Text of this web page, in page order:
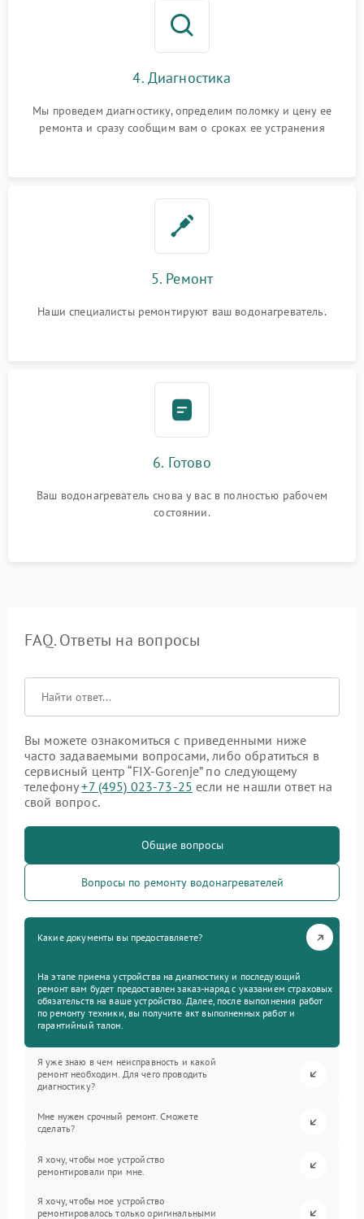
4. Диагностика
Мы проведем диагностику, определим поломку и цену ее
ремонта и сразу сообщим вам о сроках ее устранения
5. Ремонт
Наши специалисты ремонтируют ваш водонагреватель.
6. Готово
Ваш водонагреватель снова у вас в полностью рабочем
состоянии.
FAQ. Ответы на вопросы
Вы можете ознакомиться с приведенными ниже
часто задаваемыми вопросами, либо обратиться в
сервисный центр “FIX-Gorenje” по следующему
телефону+7 (495) 023-73-25 если не нашли ответ на
свой вопрос.
Общие вопросы
Вопросы по ремонту водонагревателей
Какие документы вы предоставляете?
На этапе приема устройства на диагностику и последующий
ремонт вам будет предоставлен заказ-наряд с указанием страховых
обязательств на ваше устройство. Далее, после выполнения работ
по ремонту техники, вы получите акт выполненных работ и
гарантийный талон.
Я уже знаю в чем неисправность и какой
ремонт необходим. Для чего проводить
диагностику?
Мне нужен срочный ремонт. Сможете
сделать?
Я хочу, чтобы мое устройство
ремонтировали при мне.
Я хочу, чтобы мое устройство
ремонтировалось только оригинальными